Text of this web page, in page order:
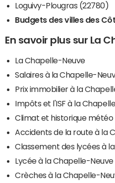
Loguivy-Plougras (22780)
Budgets des villes des
En savoir plus sur La
La Chapelle-Neuve
Salaires à la Chapelle-
Prix immobilier à la
Impôts et l'ISF à la
Climat et historique
Accidents de la route à la
Classement des lycées à
Lycée à la Chapelle-Neuve
Crèches à la Chapelle-